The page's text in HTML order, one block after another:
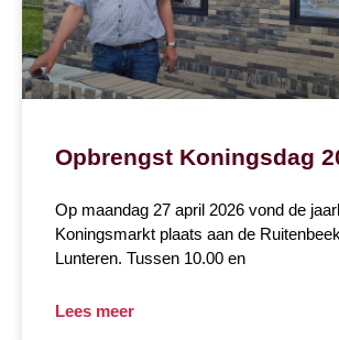
Opbrengst Koningsdag
Op maandag 27 april 2026 vond de
Koningsmarkt plaats aan de
Lunteren. Tussen 10.00 en
Lees meer